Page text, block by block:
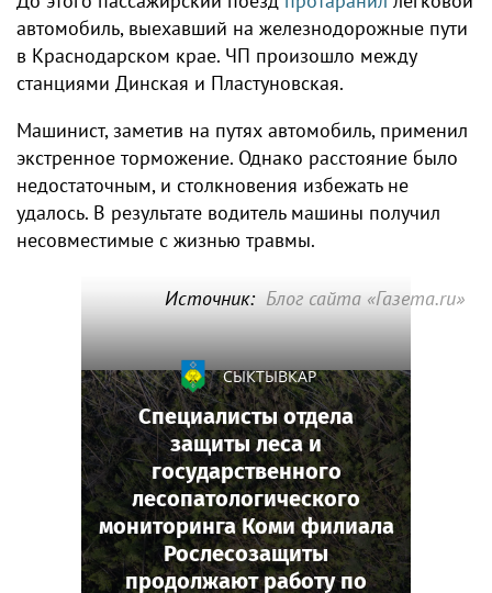
автомобиль, выехавший на железнодорожные пути
в Краснодарском крае. ЧП произошло между
станциями Динская и Пластуновская.
Машинист, заметив на путях автомобиль, применил
экстренное торможение. Однако расстояние было
недостаточным, и столкновения избежать не
удалось. В результате водитель машины получил
несовместимые с жизнью травмы.
Источник: Блог сайта «Газета.ru»
СЫКТЫВКАР
Специалисты отдела
защиты леса и
государственного
лесопатологического
мониторинга Коми филиала
Рослесозащиты
продолжают работу по